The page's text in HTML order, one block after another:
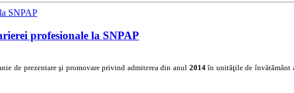
profesionale la SNPAP
de prezentare şi promovare privind admiterea din anul 2014în unităţile de învătământ